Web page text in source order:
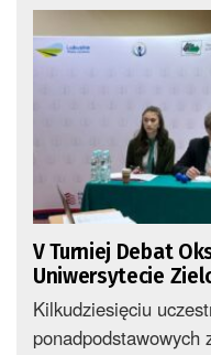
V Turniej Debat
Uniwersytecie
Kilkudziesięciu
ponadpodstawowych